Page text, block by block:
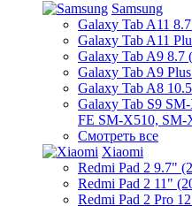
Samsung
Galaxy Tab A11
Galaxy Tab A11
Galaxy Tab A9 8.7
Galaxy Tab A9
Galaxy Tab A8
Galaxy Tab S9
FE SM-X510, SM-
Смотреть все
Xiaomi
Redmi Pad 2 9.7"
Redmi Pad 2 11"
Redmi Pad 2 Pro